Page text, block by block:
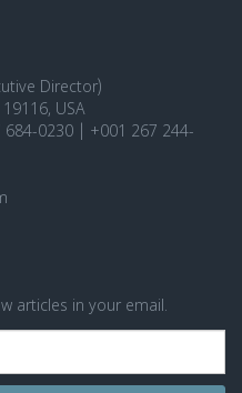
Director)
USA
0230 | +001 267 244-
articles in your email.